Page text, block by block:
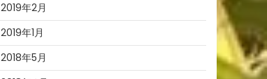
2019年2月
2019年1月
2018年5月